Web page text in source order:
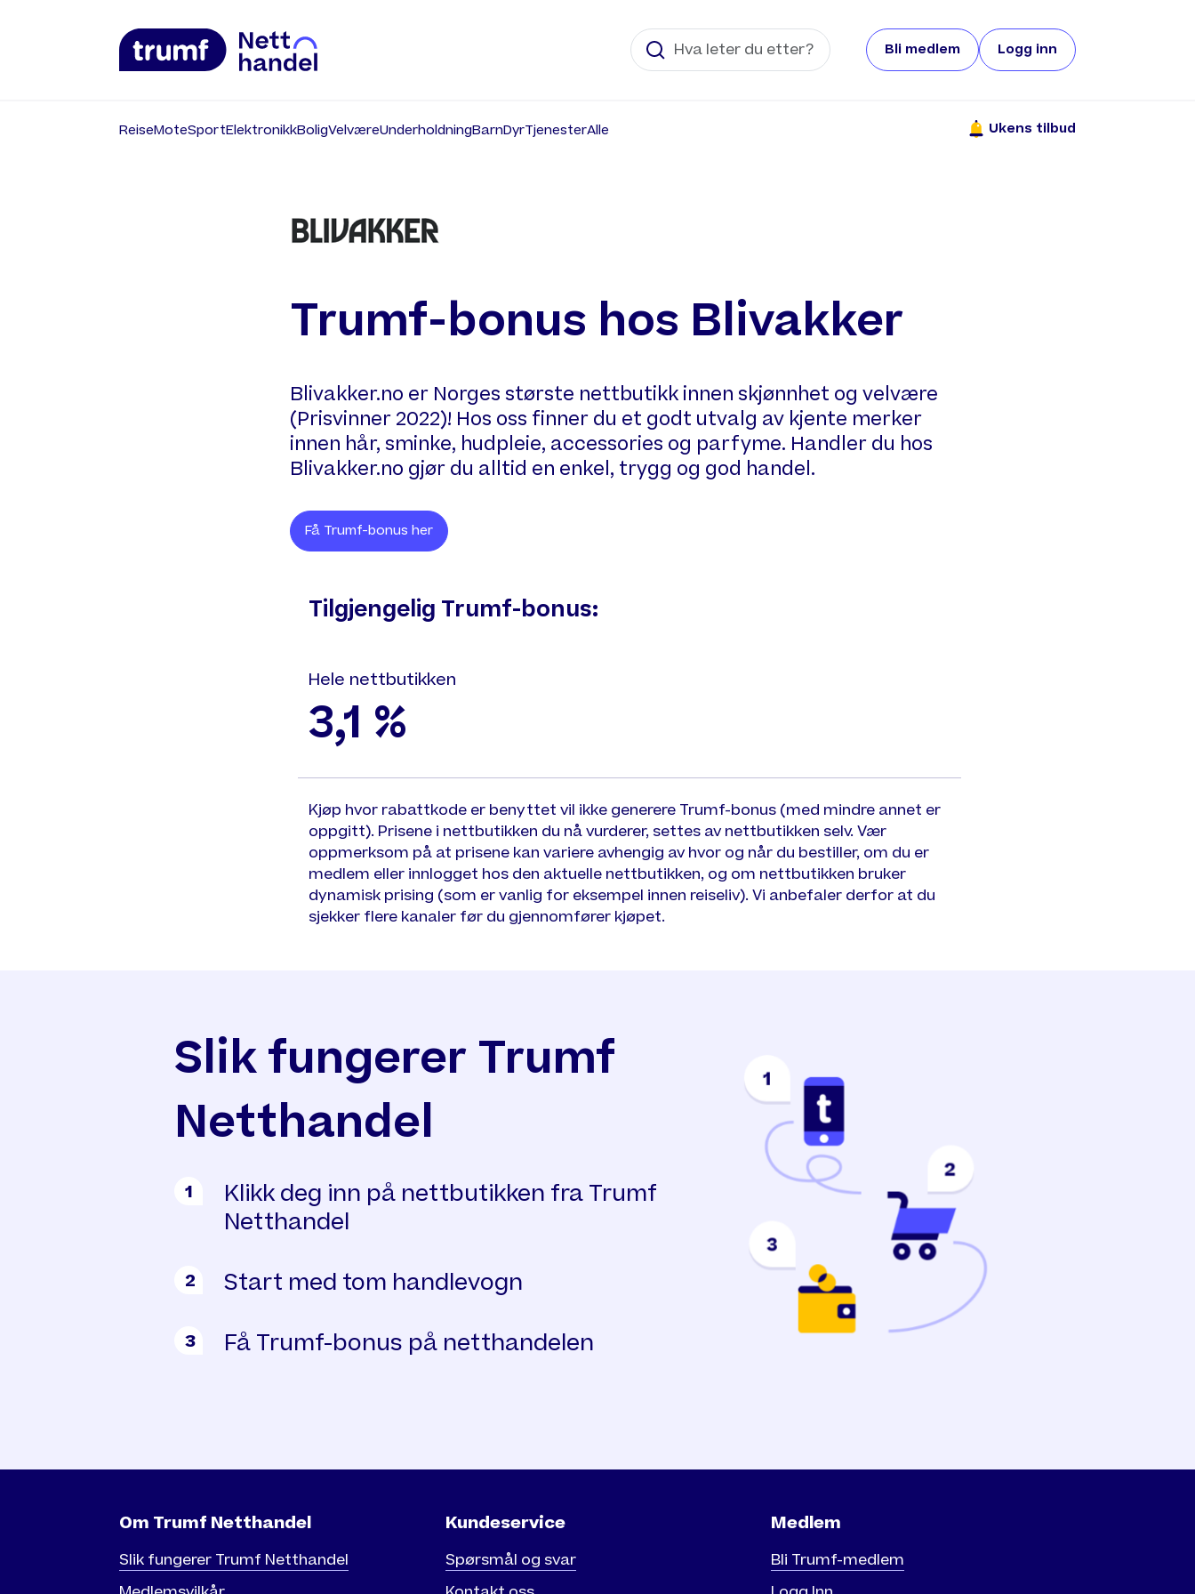
Bli medlem Logg inn
ReiseMoteSportElektronikkBoligVelværeUnderholdningBarnDyrTjenesterAlle Ukens tilbud
Trumf-bonus hos Blivakker
Blivakker.no er Norges største nettbutikk innen skjønnhet og velvære
(Prisvinner 2022)! Hos oss finner du et godt utvalg av kjente merker
innen hår, sminke, hudpleie, accessories og parfyme. Handler du hos
Blivakker.no gjør du alltid en enkel, trygg og god handel.
Få Trumf-bonus her
Tilgjengelig Trumf-bonus:
Hele nettbutikken
3,1 %
Kjøp hvor rabattkode er benyttet vil ikke generere Trumf-bonus (med mindre annet er
oppgitt). Prisene i nettbutikken du nå vurderer, settes av nettbutikken selv. Vær
oppmerksom på at prisene kan variere avhengig av hvor og når du bestiller, om du er
medlem eller innlogget hos den aktuelle nettbutikken, og om nettbutikken bruker
dynamisk prising (som er vanlig for eksempel innen reiseliv). Vi anbefaler derfor at du
sjekker flere kanaler før du gjennomfører kjøpet.
Slik fungerer Trumf
Netthandel
1
Klikk deg inn på nettbutikken fra Trumf
Netthandel
2 Start med tom handlevogn
3 Få Trumf-bonus på netthandelen
Om Trumf Netthandel
Slik fungerer Trumf Netthandel
Kundeservice
Spørsmål og svar
Medlem
Bli Trumf-medlem